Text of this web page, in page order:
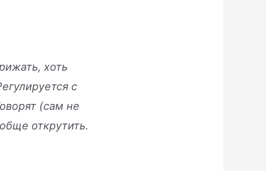
хоть
с
(сам не
открутить.